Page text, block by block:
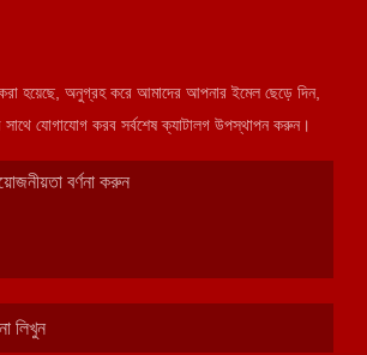
হয়েছে, অনুগ্রহ করে আমাদের আপনার ইমেল ছেড়ে দিন,
আমরা খুব শীঘ্রই আপনার সাথে যোগাযোগ করব সর্বশেষ ক্যাটালগ উপস্থাপন করুন।